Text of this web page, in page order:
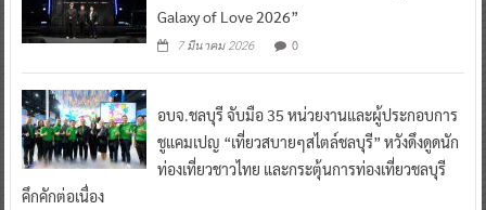
Galaxy of Love 2026”
7 มีนาคม 2026 0
อบจ.ชลบุรี จับมือ 35 หน่วยงานและผู้ประกอบการ
ชูแคมเปญ “เที่ยวสบายๆสไตล์ชลบุรี” หวังดึงดูดนัก
ท่องเที่ยวชาวไทย และกระตุ้นการท่องเที่ยวชลบุรี
คึกคักต่อเนื่อง